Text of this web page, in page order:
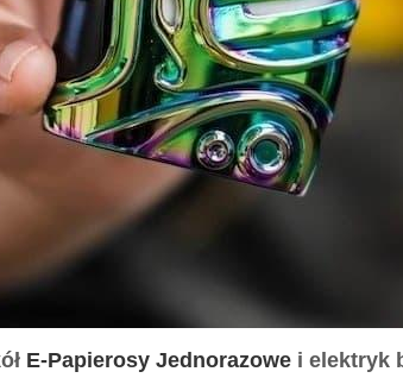
E-Papierosy Jednorazowe ielektryk